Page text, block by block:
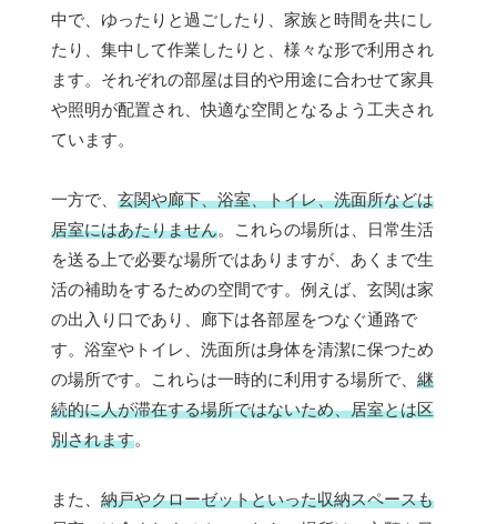
中で、ゆったりと過ごしたり、家族と時間を共にし
たり、集中して作業したりと、様々な形で利用され
ます。それぞれの部屋は目的や用途に合わせて家具
や照明が配置され、快適な空間となるよう工夫され
ています。
一方で、 玄関や廊下、浴室、トイレ、洗面所などは
居室にはあたりません。これらの場所は、日常生活
を送る上で必要な場所ではありますが、あくまで生
活の補助をするための空間です。例えば、玄関は家
の出入り口であり、廊下は各部屋をつなぐ通路で
す。浴室やトイレ、洗面所は身体を清潔に保つため
の場所です。これらは一時的に利用する場所で、 継
続的に人が滞在する場所ではないため、居室とは区
別されます。
また、 納戸やクローゼットといった収納スペースも